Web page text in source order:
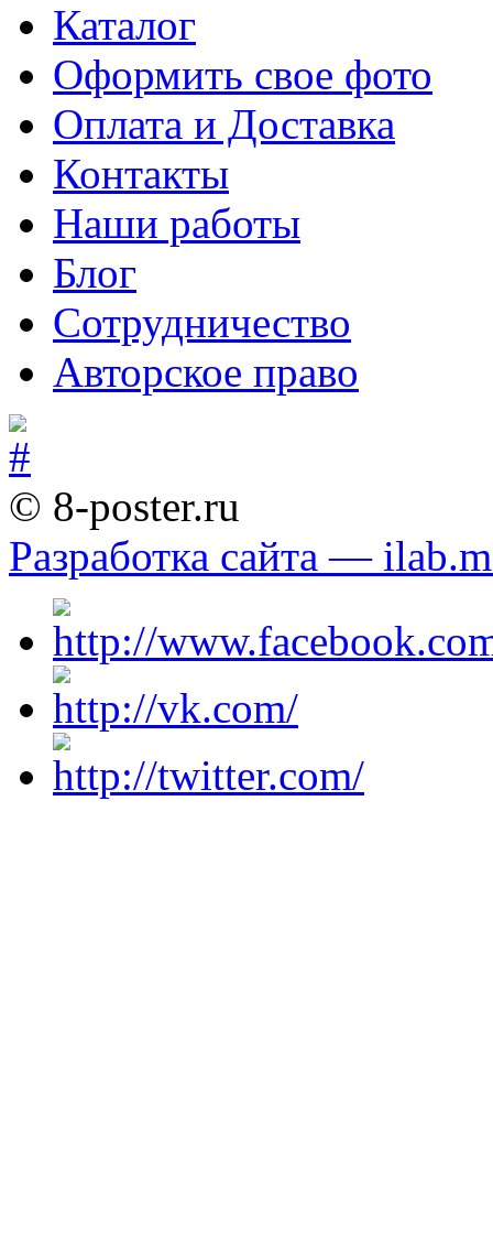
Каталог
Оформить свое фото
Оплата и Доставка
Контакты
Наши работы
Блог
Сотрудничество
Авторское право
© 8-poster.ru
Разработка сайта —